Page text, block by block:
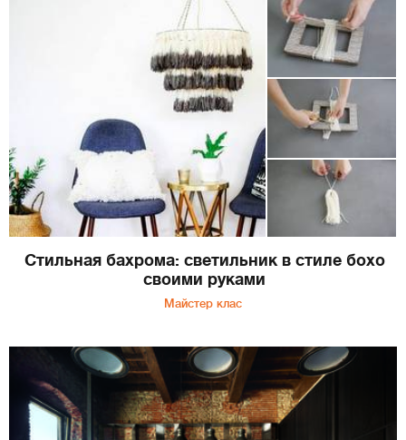
Стильная бахрома: светильник в стиле бохо
своими руками
Майстер клас